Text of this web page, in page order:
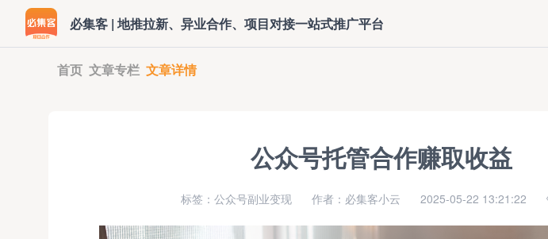
必集客 | 地推拉新、异业合作、项目对接一站式推广平台
首页 文章专栏 文章详情
公众号托管合作赚取收益
标签：公众号副业变现 作者：必集客小云 2025-05-22 13:21:22